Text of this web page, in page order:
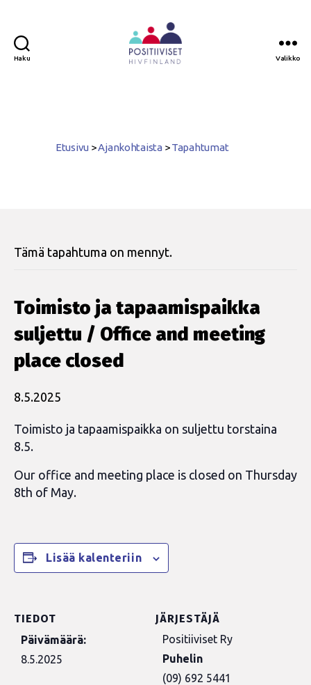
Haku Valikko
Etusivu >Ajankohtaista >Tapahtumat
Tämä tapahtuma on mennyt.
Toimisto ja tapaamispaikka
suljettu / Office and meeting
place closed
8.5.2025
Toimisto ja tapaamispaikka on suljettu torstaina
8.5.
Our office and meeting place is closed on Thursday
8th of May.
Lisää kalenteriin
TIEDOT
Päivämäärä:
8.5.2025
JÄRJESTÄJÄ
Positiiviset Ry
Puhelin
(09) 692 5441